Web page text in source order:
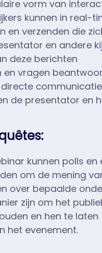
vorm van
kunnen in real-
en verzenden die
en andere
deze berichten
vragen
de presentator en
kunnen polls en
om de mening
over bepaalde
zijn om het
en hen te laten
het evenement.